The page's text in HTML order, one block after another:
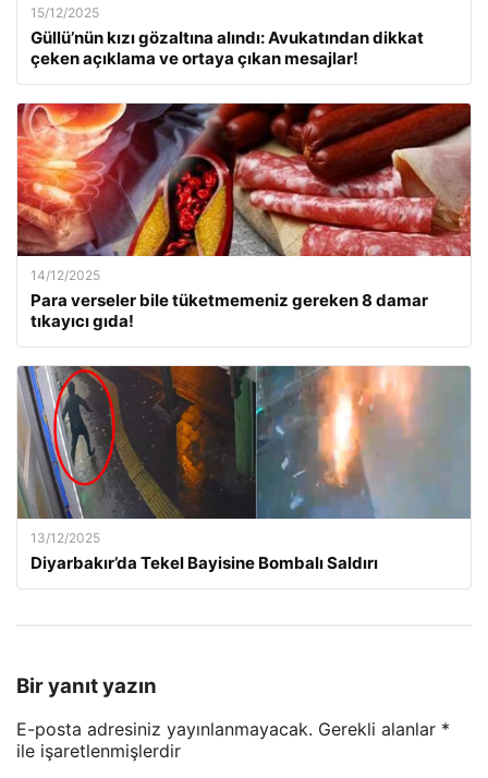
15/12/2025
Güllü’nün kızı gözaltına alındı: Avukatından dikkat
çeken açıklama ve ortaya çıkan mesajlar!
14/12/2025
Para verseler bile tüketmemeniz gereken 8 damar
tıkayıcı gıda!
13/12/2025
Diyarbakır’da Tekel Bayisine Bombalı Saldırı
Bir yanıt yazın
E-posta adresiniz yayınlanmayacak. Gerekli alanlar *
ile işaretlenmişlerdir